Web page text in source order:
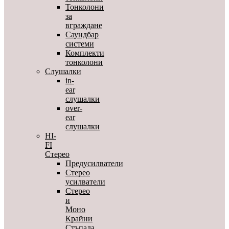
Тонколони
за
вграждане
Саундбар
системи
Комплекти
тонколони
Слушалки
in-
ear
слушалки
over-
ear
слушалки
HI-
FI
Стерео
Предусилватели
Стерео
усилватели
Стерео
и
Моно
Крайни